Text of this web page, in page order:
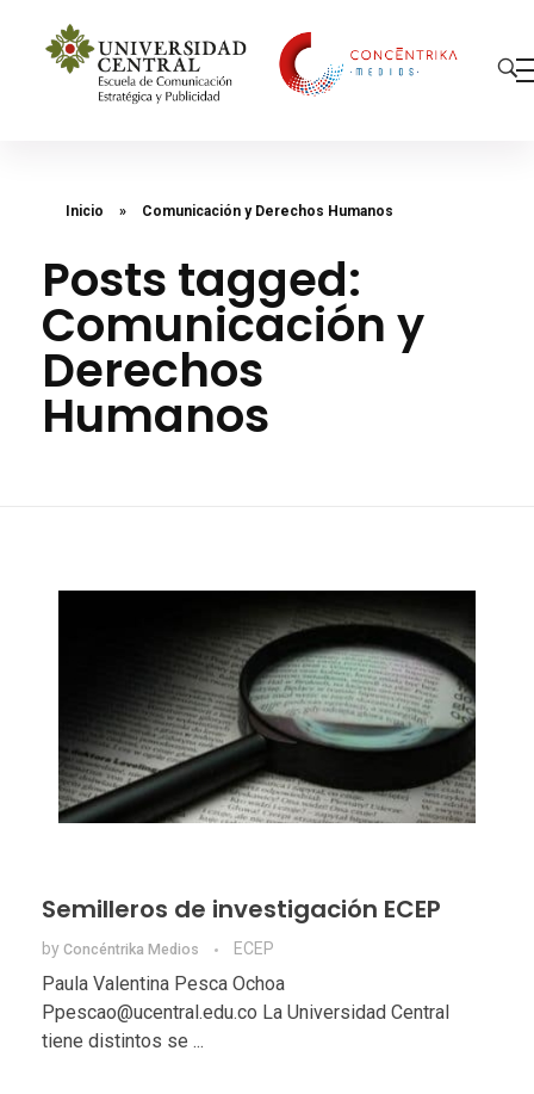
Inicio » Comunicación y Derechos Humanos
Posts tagged:
Comunicación y
Derechos
Humanos
Semilleros de investigación ECEP
by Concéntrika Medios ECEP
Paula Valentina Pesca Ochoa
Ppescao@ucentral.edu.co La Universidad Central
tiene distintos se ...